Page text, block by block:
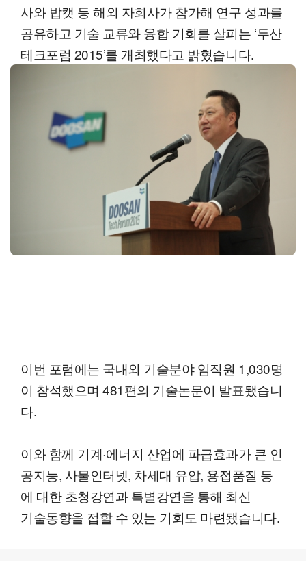
사와 밥캣 등 해외 자회사가 참가해 연구 성과를
공유하고 기술 교류와 융합 기회를 살피는 ‘두산
테크포럼 2015’를 개최했다고 밝혔습니다.
이번 포럼에는 국내외 기술분야 임직원 1,030명
이 참석했으며 481편의 기술논문이 발표됐습니
다.
이와 함께 기계·에너지 산업에 파급효과가 큰 인
공지능, 사물인터넷, 차세대 유압, 용접품질 등
에 대한 초청강연과 특별강연을 통해 최신
기술동향을 접할 수 있는 기회도 마련됐습니다.